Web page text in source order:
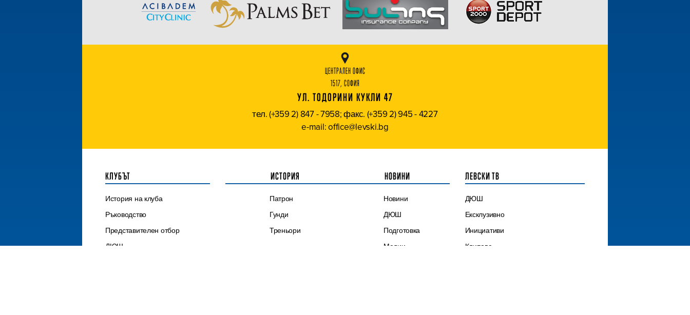
ЦЕНТРАЛЕН ОФИС
1517, СОФИЯ
УЛ. ТОДОРИНИ КУКЛИ 47
тел. (+359 2) 847 - 7958; факс. (+359 2) 945 - 4227
e-mail: office@levski.bg
КЛУБЪТ
История на клуба
Ръководство
Представителен отбор
ДЮШ
ИСТОРИЯ
Патрон
Гунди
Треньори
НОВИНИ
Новини
ДЮШ
Подготовка
Медии
ЛЕВСКИ ТВ
ДЮШ
Ексклузивно
Инициативи
Клипове